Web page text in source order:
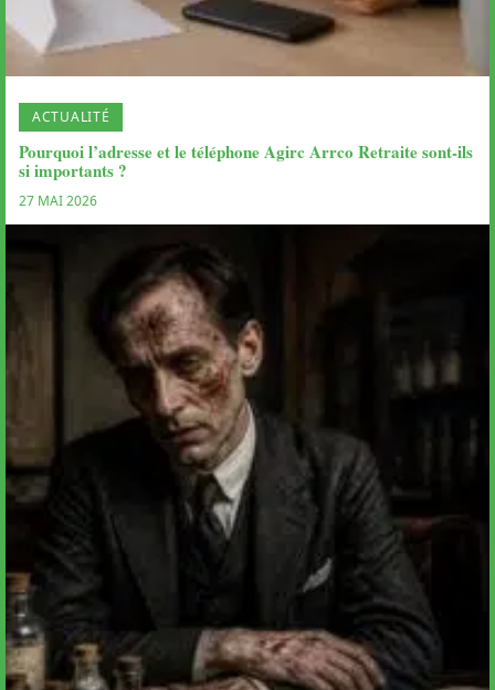
ACTUALITÉ
Pourquoi l’adresse et le téléphone Agirc Arrco Retraite sont-ils
si importants ?
27 MAI 2026